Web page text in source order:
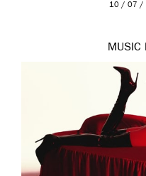
10 / 07 /
MUSIC